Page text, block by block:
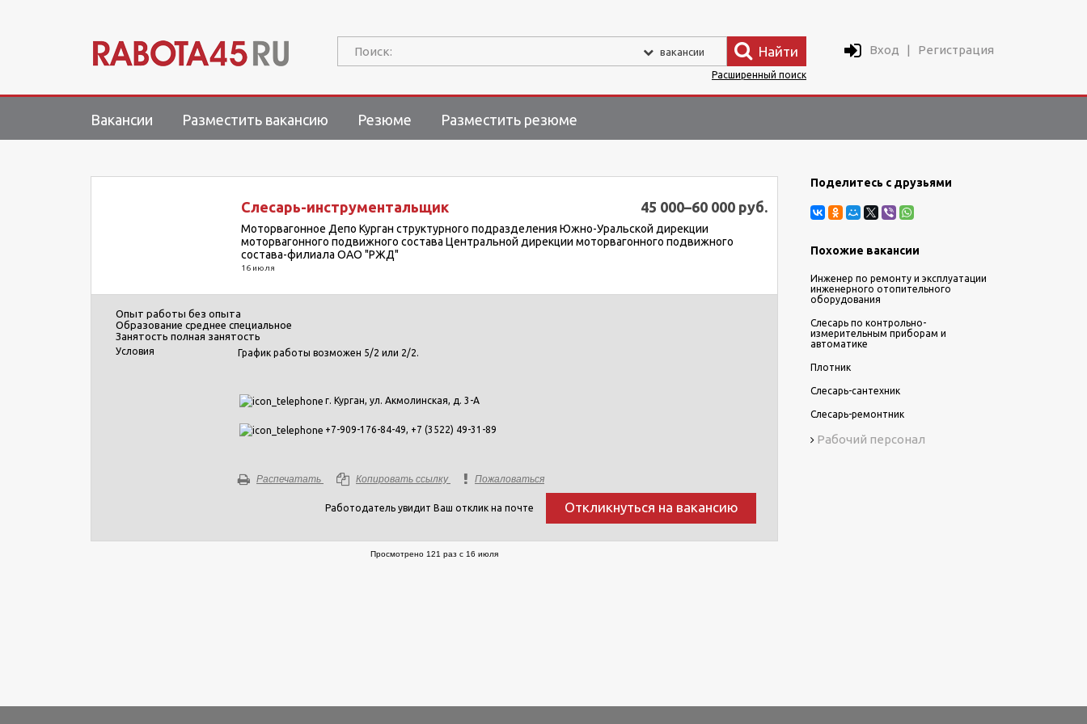
Поиск: вакансии Найти Вход | Регистрация
Расширенный поиск
Вакансии Разместить вакансию Резюме Разместить резюме
Слесарь-инструментальщик 45 000–60 000 руб.
Моторвагонное Депо Курган структурного подразделения Южно-Уральской дирекции
моторвагонного подвижного состава Центральной дирекции моторвагонного подвижного
состава-филиала ОАО "РЖД"
16 июля
Опыт работы без опыта
Образование среднее специальное
Занятость полная занятость
Условия График работы возможен 5/2 или 2/2.
г. Курган, ул. Акмолинская, д. 3-А
+7-909-176-84-49, +7 (3522) 49-31-89
Распечатать Копировать ссылку Пожаловаться
Работодатель увидит Ваш отклик на почте Откликнуться на вакансию
Просмотрено 121 раз с 16 июля
Поделитесь с друзьями
Похожие вакансии
Инженер по ремонту и эксплуатации
инженерного отопительного
оборудования
Слесарь по контрольно-
измерительным приборам и
автоматике
Плотник
Слесарь-сантехник
Слесарь-ремонтник
Рабочий персонал